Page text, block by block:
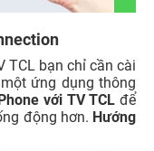
TCL bạn chỉ cần cài
ứng dụng thông
với TV TCL để
động hơn. Hướng